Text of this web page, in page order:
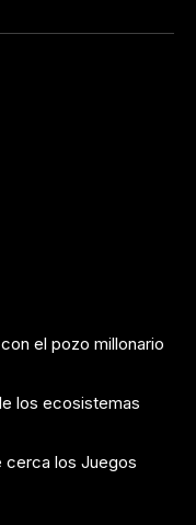
el pozo millonario
los ecosistemas
cerca los Juegos